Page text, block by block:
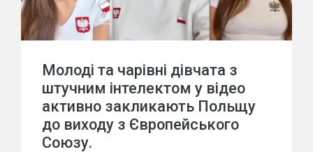
Молоді та чарівні дівчата з
штучним інтелектом у відео
активно закликають Польщу
до виходу з Європейського
Союзу.